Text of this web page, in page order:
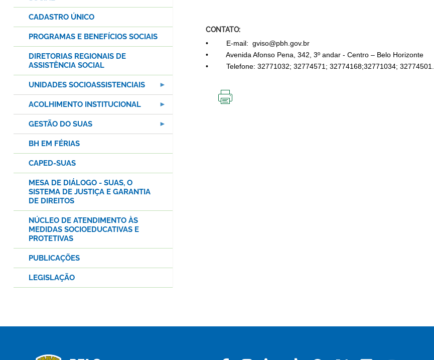
CONTATO:
• E-mail: gviso@pbh.gov.br
• Avenida Afonso Pena, 342, 3º andar - Centro – Belo Horizonte
• Telefone: 32771032; 32774571; 32774168;32771034; 32774501.
CADASTRO ÚNICO
PROGRAMAS E BENEFÍCIOS SOCIAIS
DIRETORIAS REGIONAIS DE
ASSISTÊNCIA SOCIAL
UNIDADES SOCIOASSISTENCIAIS
ACOLHIMENTO INSTITUCIONAL
GESTÃO DO SUAS
BH EM FÉRIAS
CAPED-SUAS
MESA DE DIÁLOGO - SUAS, O
SISTEMA DE JUSTIÇA E GARANTIA
DE DIREITOS
NÚCLEO DE ATENDIMENTO ÀS
MEDIDAS SOCIOEDUCATIVAS E
PROTETIVAS
PUBLICAÇÕES
LEGISLAÇÃO